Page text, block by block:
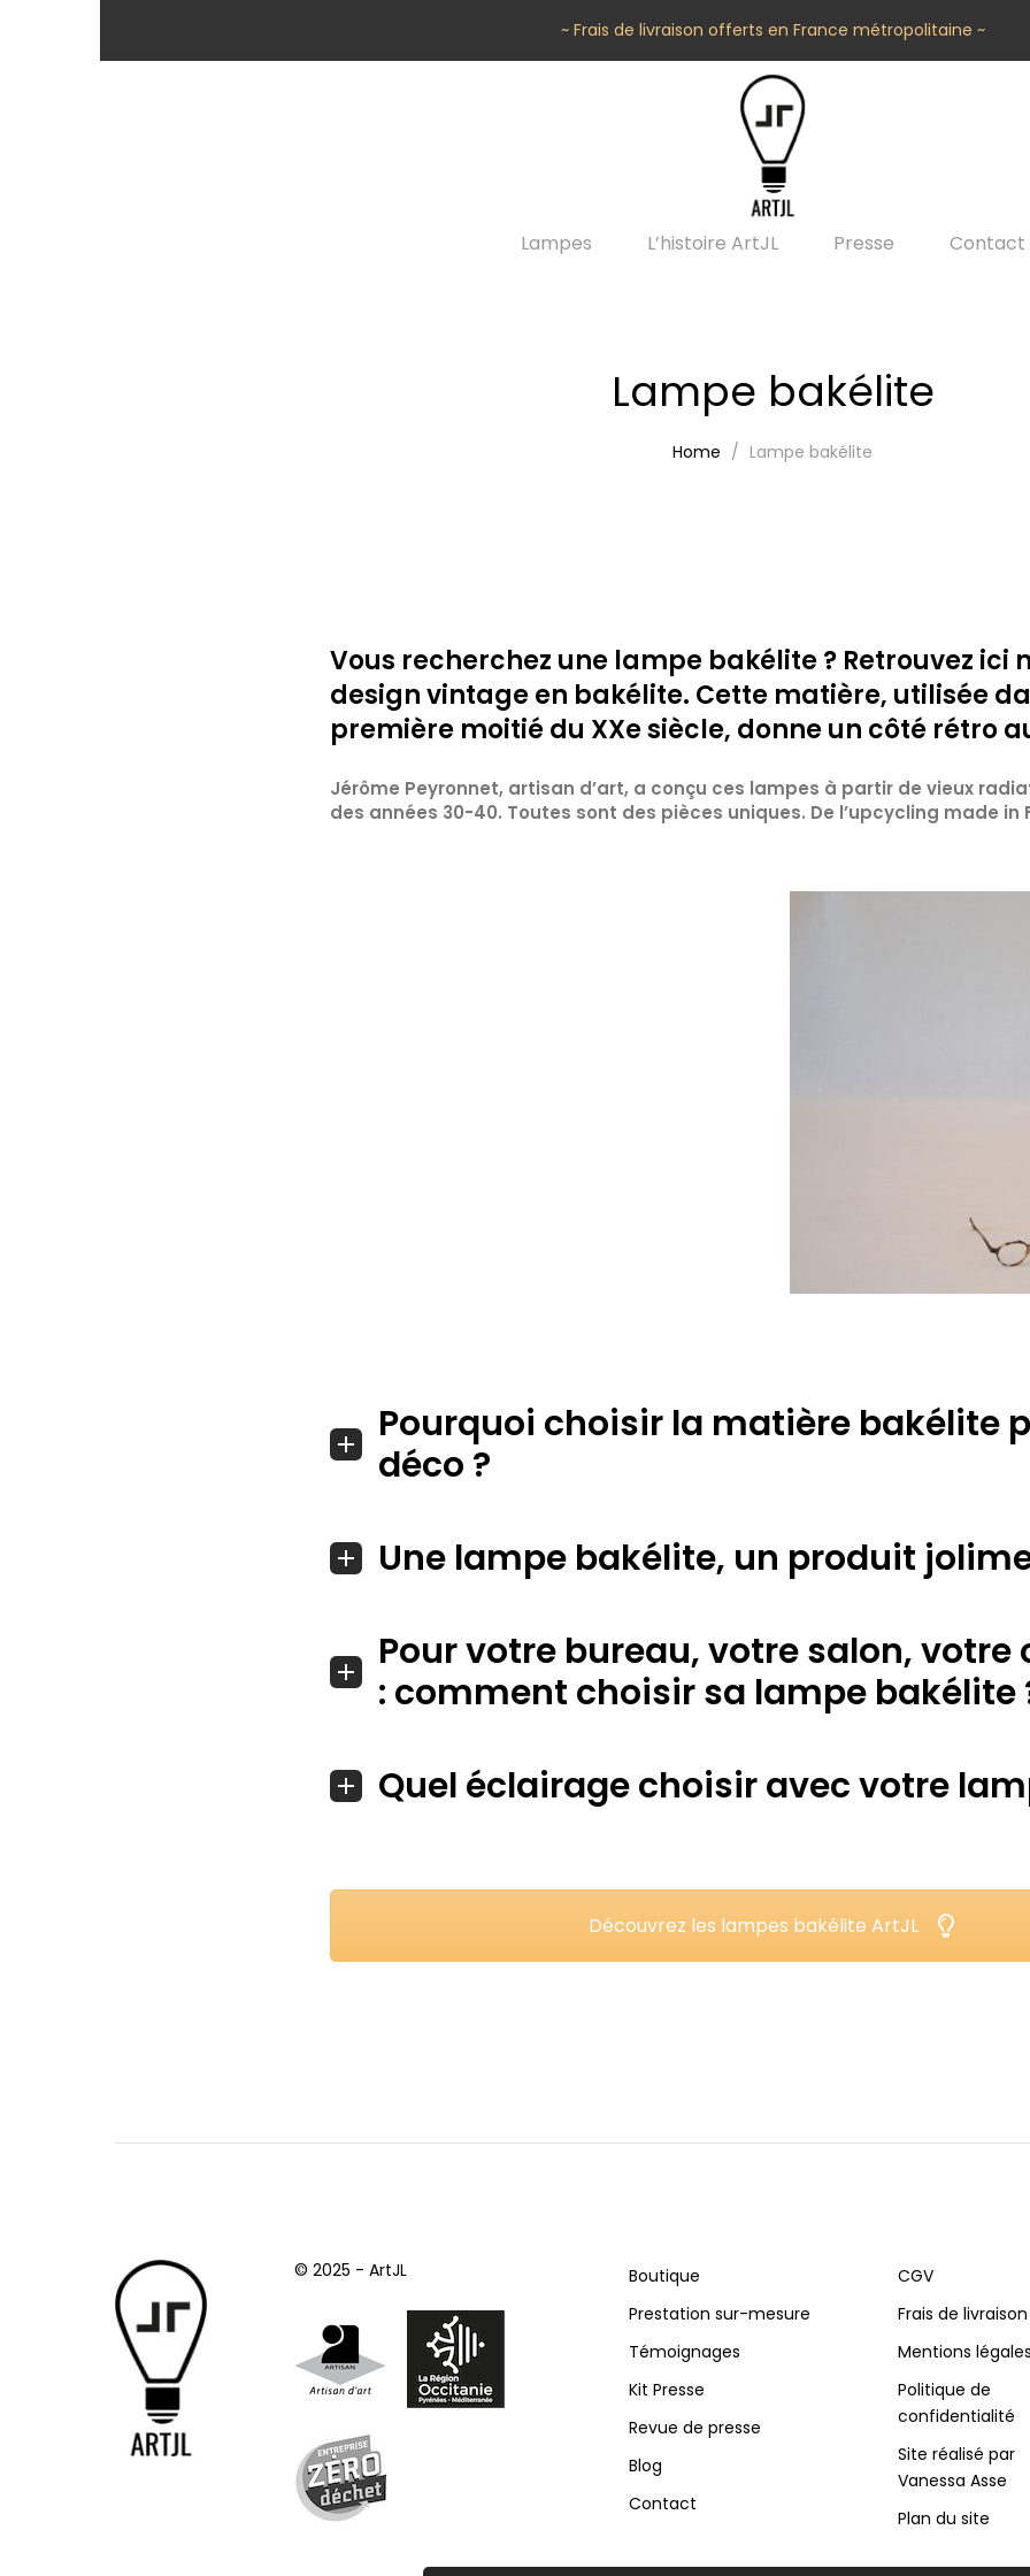
~ Frais de livraison offerts en France métropolitaine ~
Lampes L’histoire ArtJL Presse Contact
Lampe bakélite
Home Lampe bakélite
Vous recherchez une lampe bakélite ? Retrouvez ici
design vintage en bakélite. Cette matière, utilisée
première moitié du XXe siècle, donne un côté rétro
Jérôme Peyronnet, artisan d’art, a conçu ces lampes à partir de vieux
des années 30-40. Toutes sont des pièces uniques. De l’upcycling made in
Pourquoi choisir la matière bakélite
déco ?
Une lampe bakélite, un produit
Pour votre bureau, votre salon, votre
: comment choisir sa lampe bakélite
Quel éclairage choisir avec votre
Découvrez les lampes bakélite ArtJL
© 2025 - ArtJL
Boutique
Prestation sur-mesure
Témoignages
Kit Presse
Revue de presse
Blog
Contact
CGV
Frais de livraison
Mentions
Politique de
confidentialité
Site réalisé par
Vanessa Asse
Plan du site